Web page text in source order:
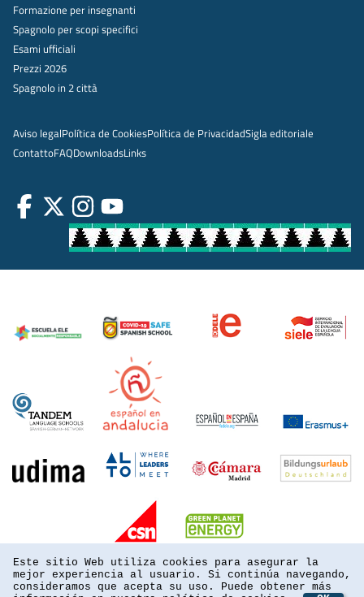
Formazione per insegnanti
Spagnolo per scopi specifici
Esami ufficiali
Prezzi 2026
Spagnolo in 2 città
Aviso legalPolítica de CookiesPolítica de PrivacidadSigla editoriale
ContattoFAQDownloadsLinks
Este sitio Web utiliza cookies para asegurar la
mejor experiencia al usuario. Si continúa navegando,
consideramos que acepta su uso. Puede obtener más